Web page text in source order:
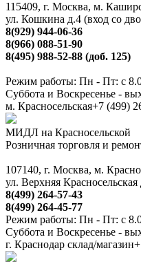
115409, г. Москва, м.
ул. Кошкина д.4 (вход со
8(929) 944-06-36
8(966) 088-51-90
8(495) 988-52-88 (доб. 125)
Режим работы: Пн - Пт: с
Суббота и Воскресенье -
м. Красносельская+7 (499)
МИДЛ на Красносельской
Розничная торговля и
107140, г. Москва, м.
ул. Верхняя
8(499) 264-57-43
8(499) 264-45-77
Режим работы: Пн - Пт: с
Суббота и Воскресенье -
г. Краснодар склад/магазин